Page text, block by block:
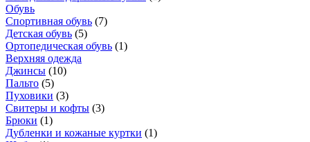
Обувь
Спортивная обувь (7)
Детская обувь (5)
Ортопедическая обувь (1)
Верхняя одежда
Джинсы (10)
Пальто (5)
Пуховики (3)
Свитеры и кофты (3)
Брюки (1)
Дубленки и кожаные куртки (1)